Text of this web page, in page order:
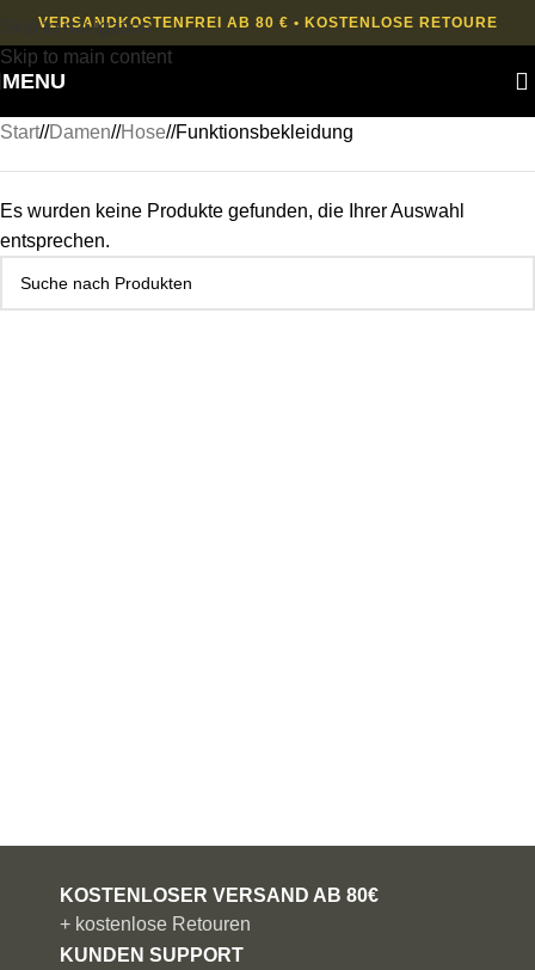
Skip to navigation
Skip to main content
VERSANDKOSTENFREI AB 80 € • KOSTENLOSE RETOURE
MENU
Start/ Damen/ Hose/ Funktionsbekleidung
Es wurden keine Produkte gefunden, die Ihrer Auswahl
entsprechen.
KOSTENLOSER VERSAND AB 80€
+ kostenlose Retouren
KUNDEN SUPPORT